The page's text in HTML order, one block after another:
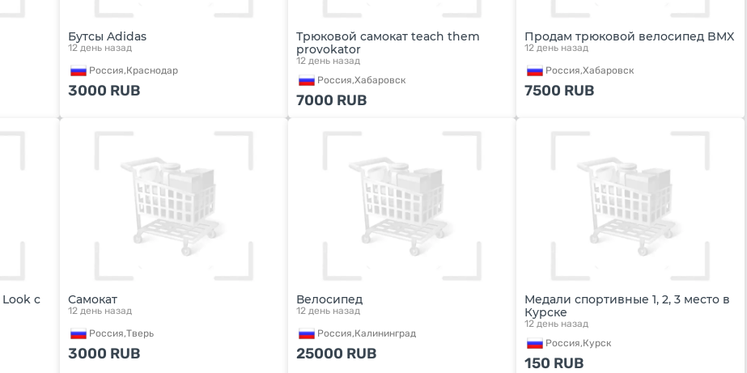
Бутсы Adidas
12 день назад
Россия,Краснодар
3000 RUB
Трюковой самокат teach them
provokator
12 день назад
Россия,Хабаровск
7000 RUB
Продам трюковой велосипед BMX
12 день назад
Россия,Хабаровск
7500 RUB
c
Самокат
12 день назад
Россия,Тверь
3000 RUB
Велосипед
12 день назад
Россия,Калининград
25000 RUB
Медали спортивные 1, 2, 3 место в
Курске
12 день назад
Россия,Курск
150 RUB